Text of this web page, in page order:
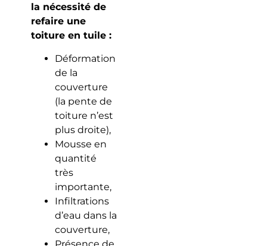
la nécessité de
refaire une
toiture en tuile :
Déformation
de la
couverture
(la pente de
toiture n’est
plus droite),
Mousse en
quantité
très
importante,
Infiltrations
d’eau dans la
couverture,